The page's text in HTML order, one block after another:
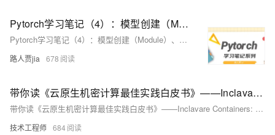
Pytorch学习笔记（4）：模型创建（Module）、模型容器（Containers）、AlexNet构建
Pytorch学习笔记（4）：模型创建（Module）、模型容器（Containers）、AlexNet构建
路人贾jia 678
带你读《云原生机密计算最佳实践白皮书》——Inclavare Containers: 面向机密计算场景的开源容器运行时技术栈
带你读《云原生机密计算最佳实践白皮书》——Inclavare Containers: 面向机密计算场景的开源容器运行时技术栈
技术工程师 684